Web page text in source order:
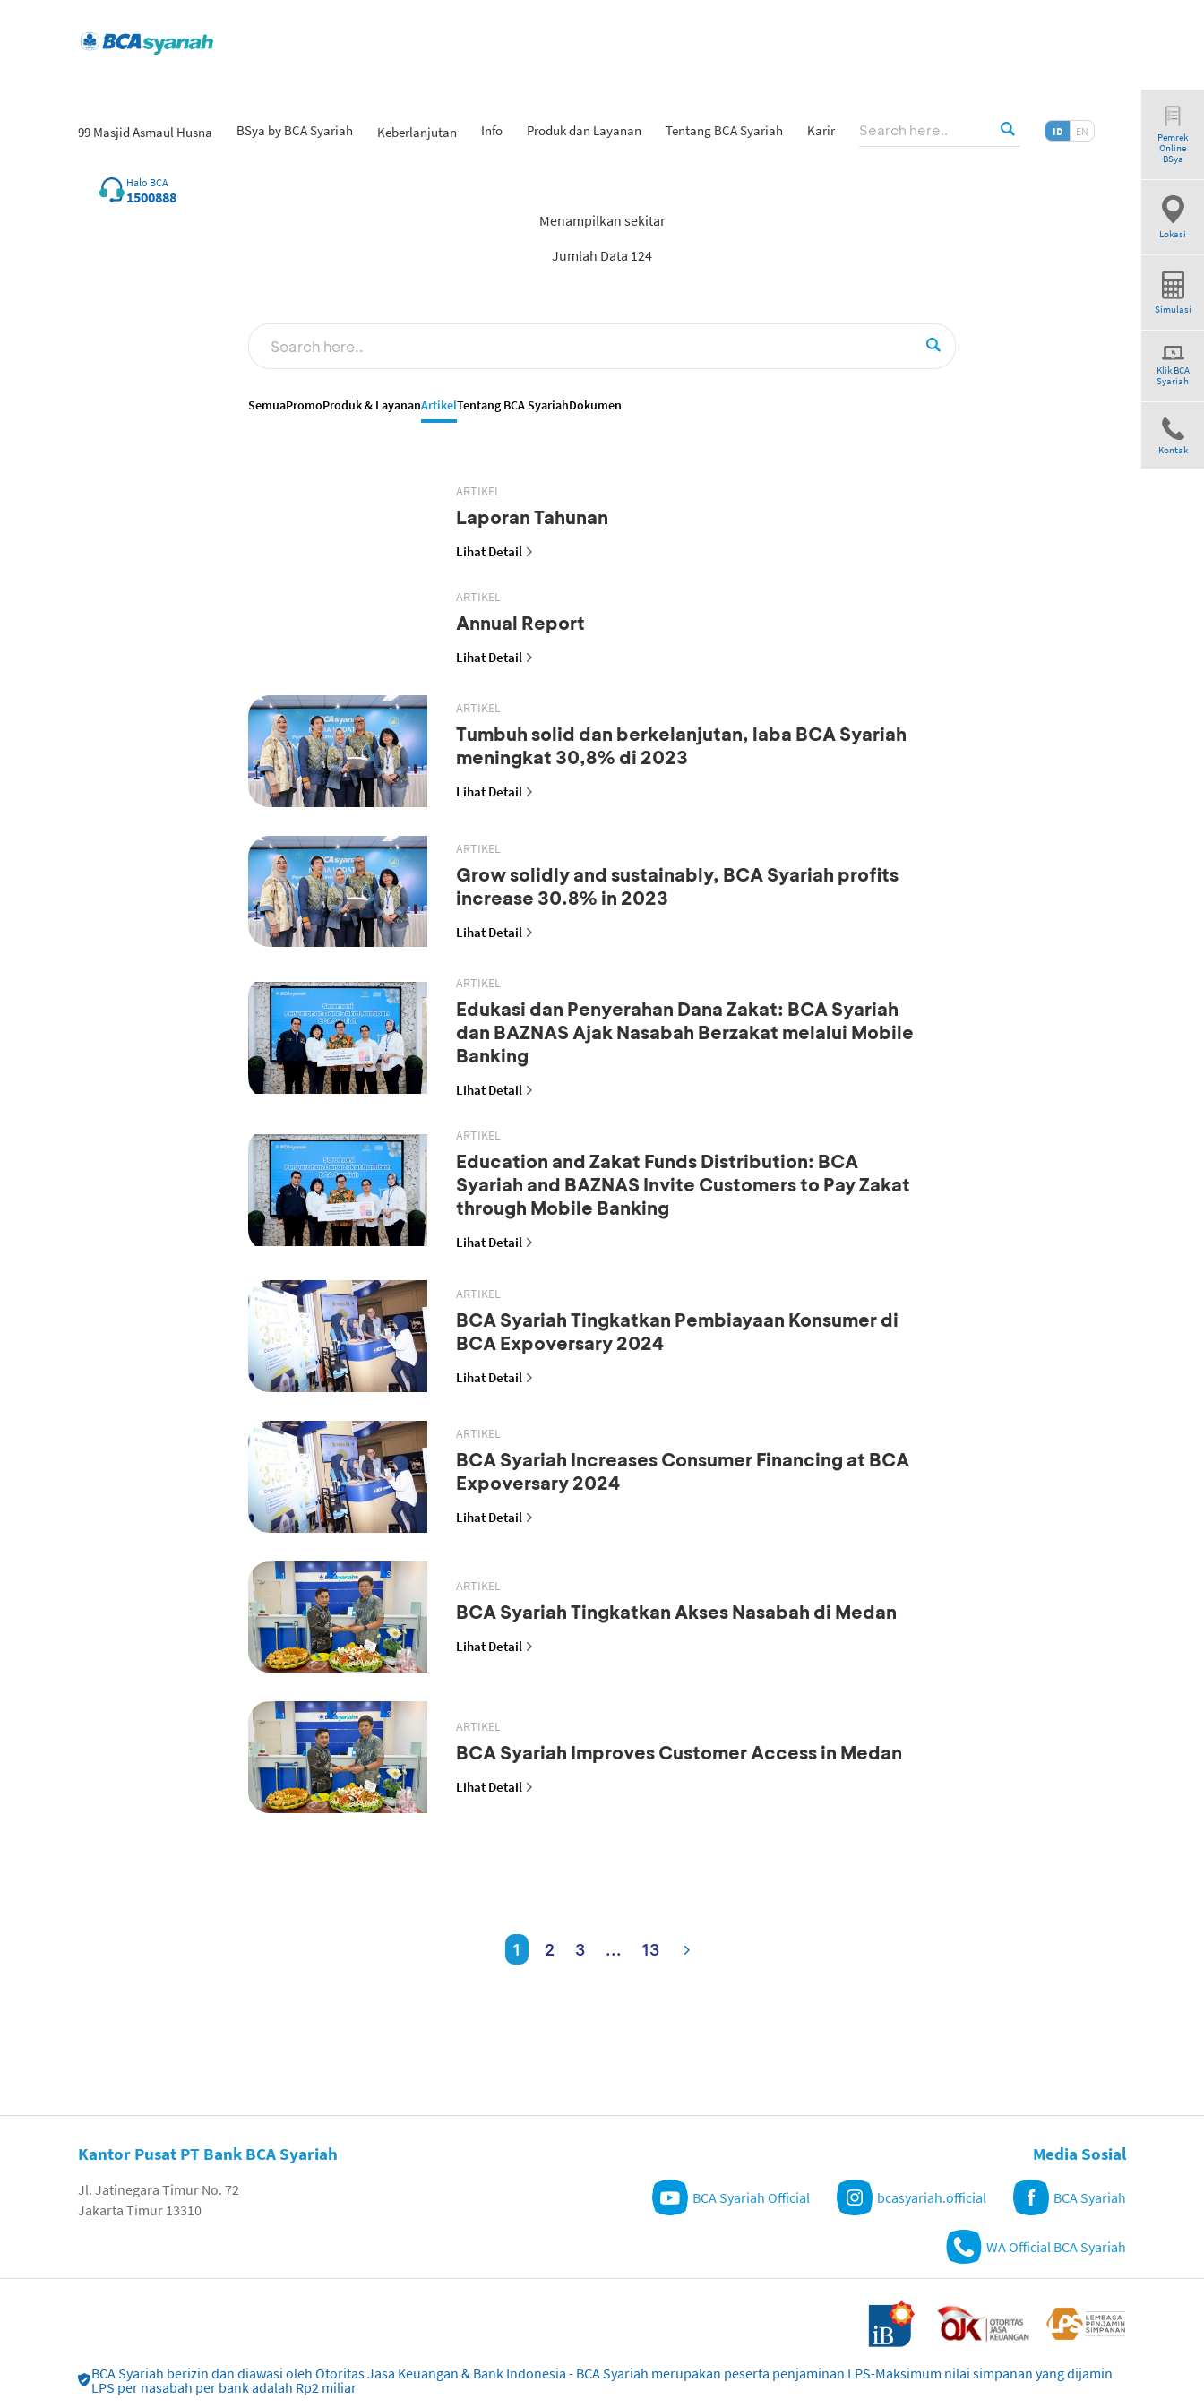
99 Masjid Asmaul Husna BSya by BCA Syariah Keberlanjutan Info Produk dan Layanan Tentang BCA Syariah Karir ID EN
Halo BCA
1500888
Pemrek
Online
BSya
Lokasi
Simulasi
Klik BCA
Syariah
Kontak
Menampilkan sekitar
Jumlah Data 124
SemuaPromoProduk & LayananArtikelTentang BCA SyariahDokumen
ARTIKEL
Laporan Tahunan
Lihat Detail
ARTIKEL
Annual Report
Lihat Detail
ARTIKEL
Tumbuh solid dan berkelanjutan, laba BCA Syariah
meningkat 30,8% di 2023
Lihat Detail
ARTIKEL
Grow solidly and sustainably, BCA Syariah profits
increase 30.8% in 2023
Lihat Detail
ARTIKEL
Edukasi dan Penyerahan Dana Zakat: BCA Syariah
dan BAZNAS Ajak Nasabah Berzakat melalui Mobile
Banking
Lihat Detail
ARTIKEL
Education and Zakat Funds Distribution: BCA
Syariah and BAZNAS Invite Customers to Pay Zakat
through Mobile Banking
Lihat Detail
ARTIKEL
BCA Syariah Tingkatkan Pembiayaan Konsumer di
BCA Expoversary 2024
Lihat Detail
ARTIKEL
BCA Syariah Increases Consumer Financing at BCA
Expoversary 2024
Lihat Detail
ARTIKEL
BCA Syariah Tingkatkan Akses Nasabah di Medan
Lihat Detail
ARTIKEL
BCA Syariah Improves Customer Access in Medan
Lihat Detail
1 2 3 ... 13
Kantor Pusat PT Bank BCA Syariah
Jl. Jatinegara Timur No. 72
Jakarta Timur 13310
Media Sosial
BCA Syariah Official bcasyariah.official BCA Syariah
WA Official BCA Syariah
BCA Syariah berizin dan diawasi oleh Otoritas Jasa Keuangan & Bank Indonesia - BCA Syariah merupakan peserta penjaminan LPS-Maksimum nilai simpanan yang dijamin
LPS per nasabah per bank adalah Rp2 miliar